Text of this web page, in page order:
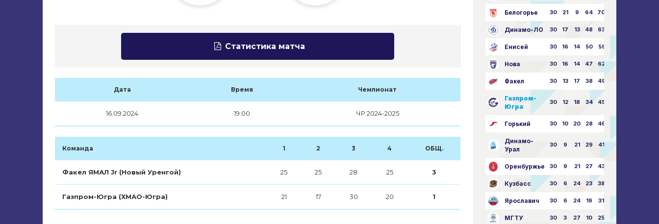
Статистика матча
Дата Время Чемпионат
16.09.2024 19:00 ЧР 2024-2025
Команда 1 2 3 4 ОБЩ.
Факел ЯМАЛ Jr (Новый Уренгой) 25 25 28 25 3
Газпром-Югра (ХМАО-Югра) 21 17 30 20 1
Белогорье 30 21 9 64 70:40
Динамо-ЛО 30 17 13 48 63:57
Енисей 30 16 14 50 59:53
Нова 30 16 14 47 62:58
Факел 30 13 17 38 49:62
Газпром-
Югра
30 12 18 34 45:63
Горький 30 10 20 28 46:73
Динамо-
Урал
30 9 21 29 41:70
Оренбуржье 30 9 21 27 43:73
Кузбасс 30 6 24 23 38:76
Ярославич 30 6 24 19 31:80
МГТУ 30 3 27 10 25:87